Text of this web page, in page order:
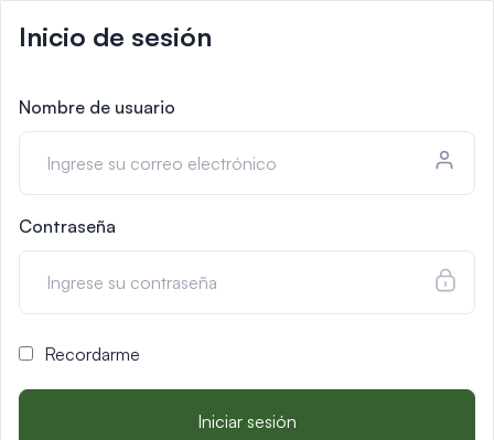
Inicio de sesión
Nombre de usuario
Contraseña
Recordarme
Iniciar sesión